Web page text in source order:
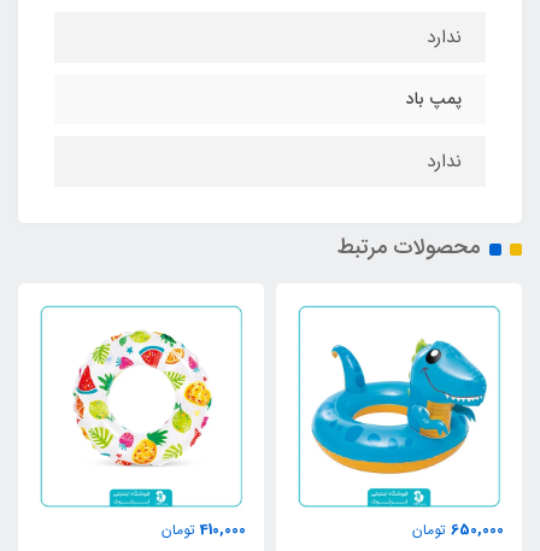
ندارد
پمپ باد
ندارد
محصولات مرتبط
650,000 تومان
410,000 تومان